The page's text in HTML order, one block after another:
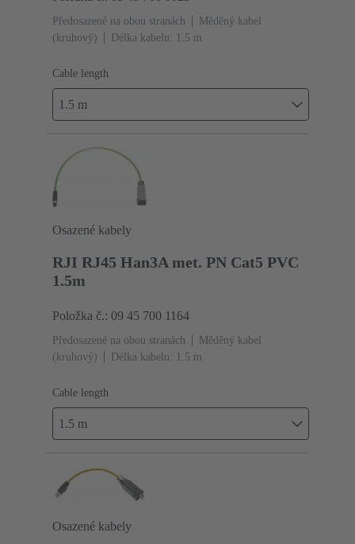
Předosazené na obou stranách
Měděný kabel
(kruhový)
Délka kabelu: 1.5 m
Cable length
1.5 m
Osazené kabely
RJI RJ45 Han3A met. PN Cat5 PVC
1.5m
Položka č.: 09 45 700 1164
Předosazené na obou stranách
Měděný kabel
(kruhový)
Délka kabelu: 1.5 m
Cable length
1.5 m
Osazené kabely